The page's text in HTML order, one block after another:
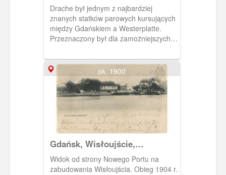
Drache był jednym z najbardziej
znanych statków parowych kursujących
między Gdańskiem a Westerplatte.
Przeznaczony był dla zamożniejszych
ok. 1900
Gdańsk, Wisłoujście,
Weichselmünde
Widok od strony Nowego Portu na
zabudowania Wisłoujścia. Obieg 1904 r.